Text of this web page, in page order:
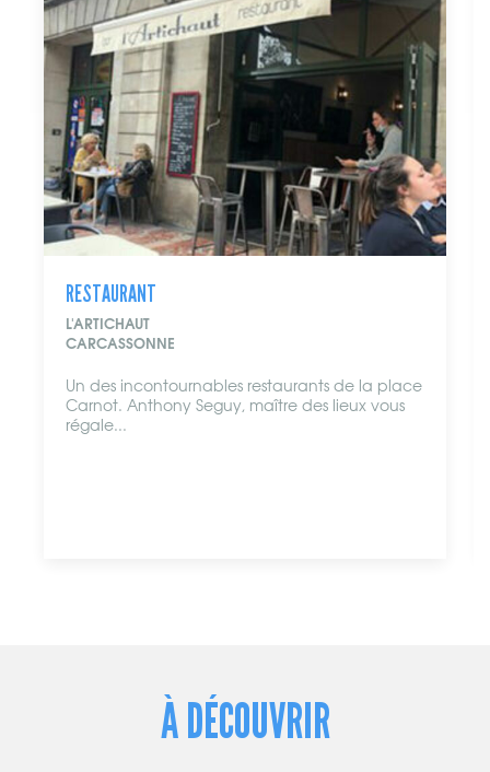
RESTAURANT
L'ARTICHAUT
CARCASSONNE
Un des incontournables restaurants de la place
Carnot. Anthony Seguy, maître des lieux vous
régale...
À DÉCOUVRIR